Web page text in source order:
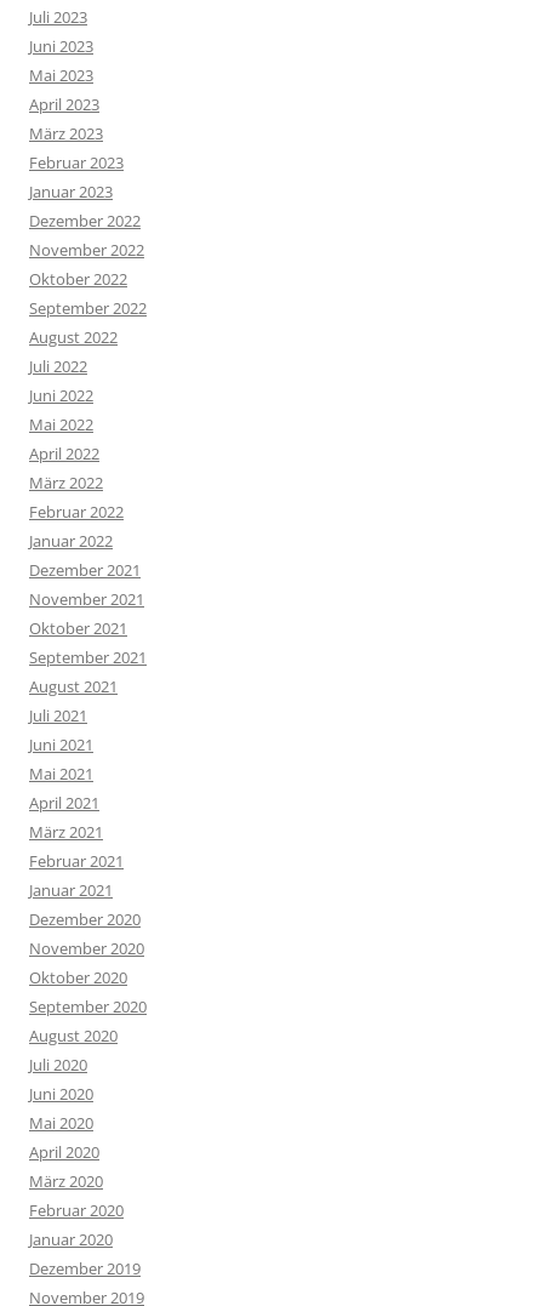
Juli 2023
Juni 2023
Mai 2023
April 2023
März 2023
Februar 2023
Januar 2023
Dezember 2022
November 2022
Oktober 2022
September 2022
August 2022
Juli 2022
Juni 2022
Mai 2022
April 2022
März 2022
Februar 2022
Januar 2022
Dezember 2021
November 2021
Oktober 2021
September 2021
August 2021
Juli 2021
Juni 2021
Mai 2021
April 2021
März 2021
Februar 2021
Januar 2021
Dezember 2020
November 2020
Oktober 2020
September 2020
August 2020
Juli 2020
Juni 2020
Mai 2020
April 2020
März 2020
Februar 2020
Januar 2020
Dezember 2019
November 2019